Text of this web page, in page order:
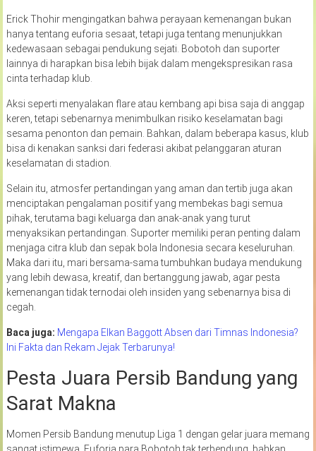
Erick Thohir mengingatkan bahwa perayaan kemenangan bukan
hanya tentang euforia sesaat, tetapi juga tentang menunjukkan
kedewasaan sebagai pendukung sejati. Bobotoh dan suporter
lainnya di harapkan bisa lebih bijak dalam mengekspresikan rasa
cinta terhadap klub.
Aksi seperti menyalakan flare atau kembang api bisa saja di anggap
keren, tetapi sebenarnya menimbulkan risiko keselamatan bagi
sesama penonton dan pemain. Bahkan, dalam beberapa kasus, klub
bisa di kenakan sanksi dari federasi akibat pelanggaran aturan
keselamatan di stadion.
Selain itu, atmosfer pertandingan yang aman dan tertib juga akan
menciptakan pengalaman positif yang membekas bagi semua
pihak, terutama bagi keluarga dan anak-anak yang turut
menyaksikan pertandingan. Suporter memiliki peran penting dalam
menjaga citra klub dan sepak bola Indonesia secara keseluruhan.
Maka dari itu, mari bersama-sama tumbuhkan budaya mendukung
yang lebih dewasa, kreatif, dan bertanggung jawab, agar pesta
kemenangan tidak ternodai oleh insiden yang sebenarnya bisa di
cegah.
Baca juga: Mengapa Elkan Baggott Absen dari Timnas Indonesia?
Ini Fakta dan Rekam Jejak Terbarunya!
Pesta Juara Persib Bandung yang
Sarat Makna
Momen Persib Bandung menutup Liga 1 dengan gelar juara memang
sangat istimewa. Euforia para Bobotoh tak terbendung, bahkan